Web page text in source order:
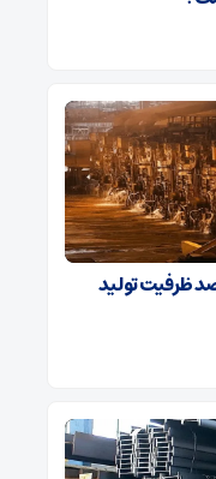
فولاد را به ۲۰ تا ۴۰ درصد ظرفیت تولید